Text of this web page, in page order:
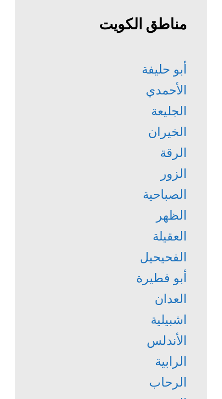
مناطق الكويت
أبو حليفة
الأحمدي
الجليعة
الخيران
الرقة
الزور
الصباحية
الظهر
العقيلة
الفحيحيل
أبو فطيرة
العدان
اشبيلية
الأندلس
الرابية
الرحاب